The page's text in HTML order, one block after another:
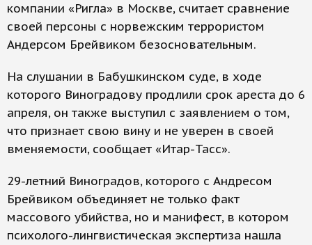
компании «Ригла» в Москве, считает сравнение
своей персоны с норвежским террористом
Андерсом Брейвиком безосновательным.
На слушании в Бабушкинском суде, в ходе
которого Виноградову продлили срок ареста до 6
апреля, он также выступил с заявлением о том,
что признает свою вину и не уверен в своей
вменяемости, сообщает «Итар-Тасс».
29-летний Виноградов, которого с Андресом
Брейвиком объединяет не только факт
массового убийства, но и манифест, в котором
психолого-лингвистическая экспертиза нашла